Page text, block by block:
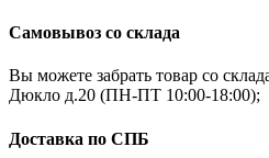
Самовывоз со склада
Вы можете забрать товар со
Дюкло д.20 (ПН-ПТ 10:00-18:00);
Доставка по СПБ